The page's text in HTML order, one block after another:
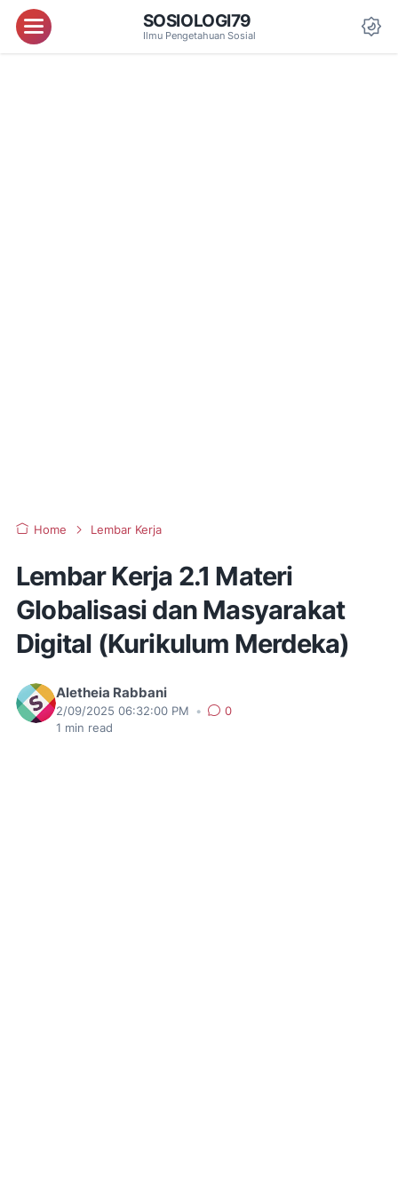
Menu SOSIOLOGI79
Ilmu Pengetahuan Sosial
Home Lembar Kerja
Lembar Kerja 2.1 Materi
Globalisasi dan Masyarakat
Digital (Kurikulum Merdeka)
Aletheia Rabbani
2/09/2025 06:32:00 PM •
0
1 min read